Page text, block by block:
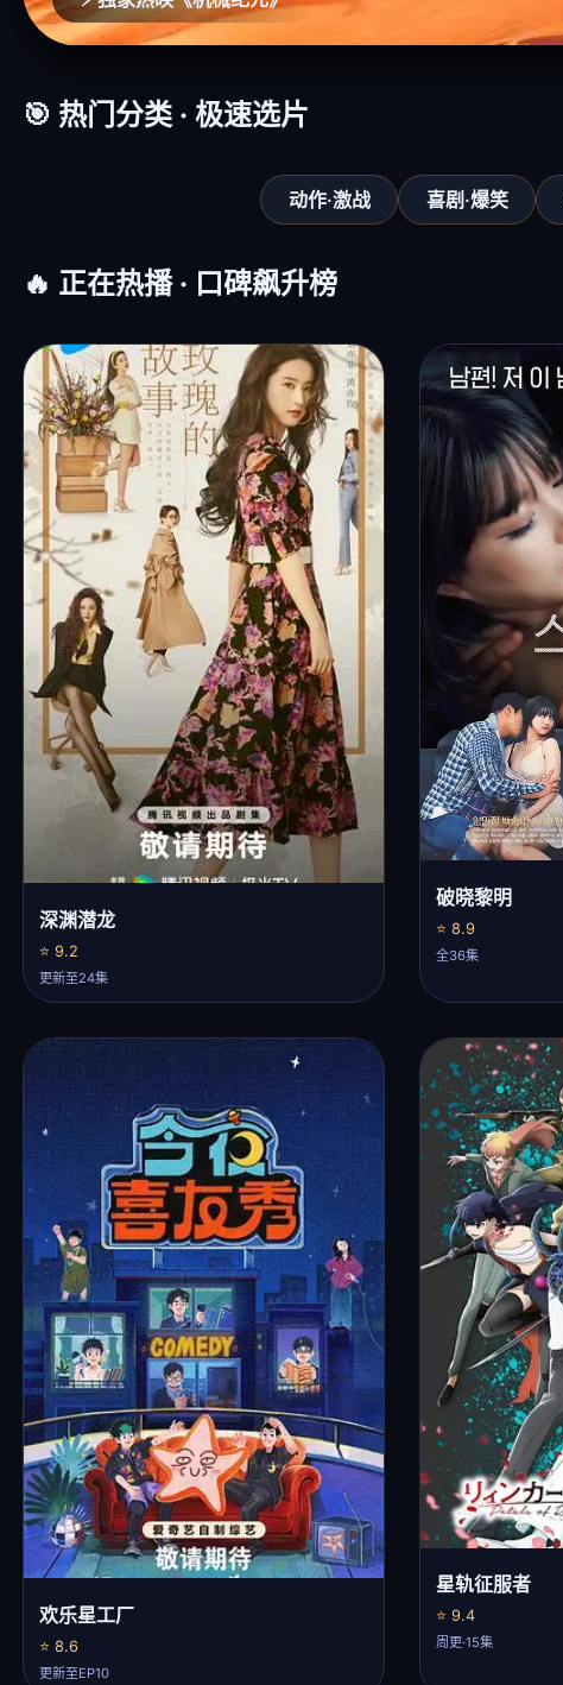
🎯 热门分类 · 极速选片
动作·激战 喜剧·爆笑
🔥 正在热播 · 口碑飙升榜
深渊潜龙
⭐ 9.2
更新至24集
破晓黎明
⭐ 8.9
全36集
欢乐星工厂
⭐ 8.6
更新至EP10
星轨征服者
⭐ 9.4
周更·15集